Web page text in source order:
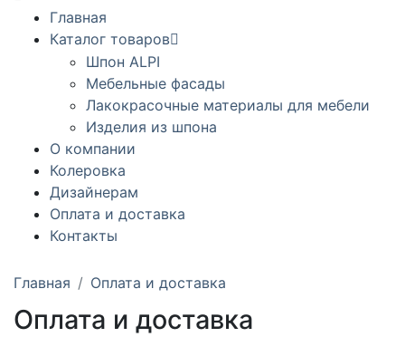
Главная
Каталог товаров
Шпон ALPI
Мебельные фасады
Лакокрасочные материалы для мебели
Изделия из шпона
О компании
Колеровка
Дизайнерам
Оплата и доставка
Контакты
Главная Оплата и доставка
Оплата и доставка